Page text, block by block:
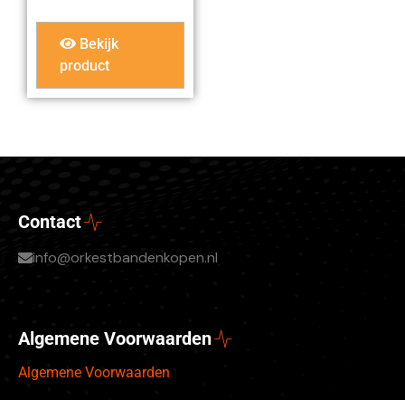
Bekijk
product
Contact
info@orkestbandenkopen.nl
Algemene Voorwaarden
Algemene Voorwaarden